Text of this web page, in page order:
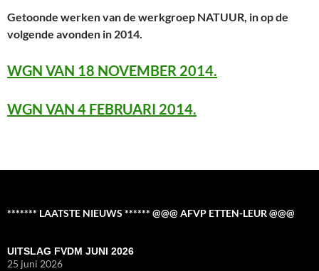
Getoonde werken van de werkgroep NATUUR, in op de
volgende avonden in 2014.
WGN VAN 18 NOVEMBER 2014.
WGN VAN 4 FEBRUARI 2014.
******* LAATSTE NIEUWS ****** @@@ AFVP ETTEN-LEUR @@@
UITSLAG FVDM JUNI 2026
25 juni 2026